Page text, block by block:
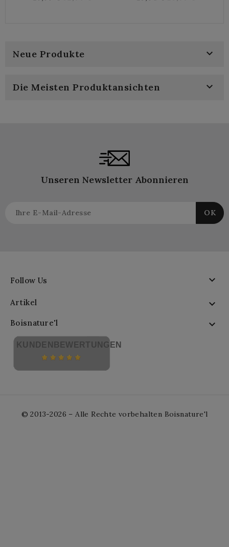
Neue Produkte 
Die Meisten Produktansichten 
Unseren Newsletter Abonnieren
Follow Us 
Artikel 
Boisnature'l 
KUNDENBEWERTUNGEN
© 2013-2026 – Alle Rechte vorbehalten Boisnature'l